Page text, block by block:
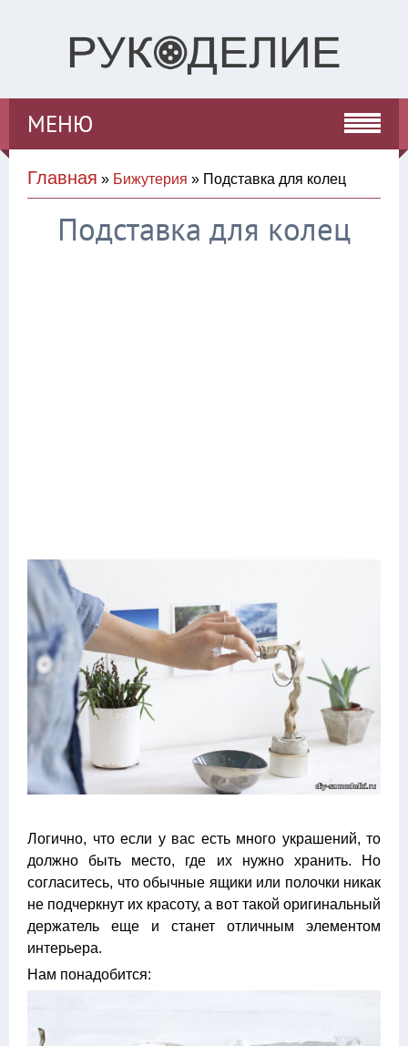
МЕНЮ
Главная » Бижутерия » Подставка для колец
Подставка для колец
Логично, что если у вас есть много украшений, то
должно быть место, где их нужно хранить. Но
согласитесь, что обычные ящики или полочки никак
не подчеркнут их красоту, а вот такой оригинальный
держатель еще и станет отличным элементом
интерьера.
Нам понадобится: